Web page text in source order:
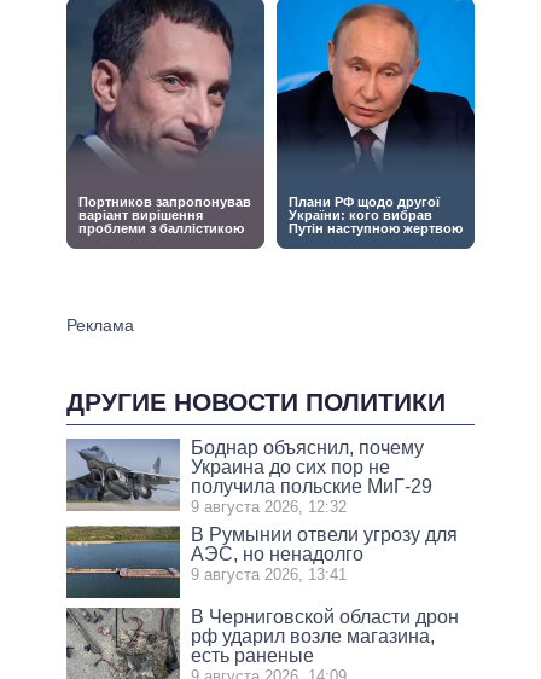
ДРУГИЕ НОВОСТИ ПОЛИТИКИ
Боднар объяснил, почему
Украина до сих пор не
получила польские МиГ-29
9 августа 2026, 12:32
В Румынии отвели угрозу для
АЭС, но ненадолго
9 августа 2026, 13:41
В Черниговской области дрон
рф ударил возле магазина,
есть раненые